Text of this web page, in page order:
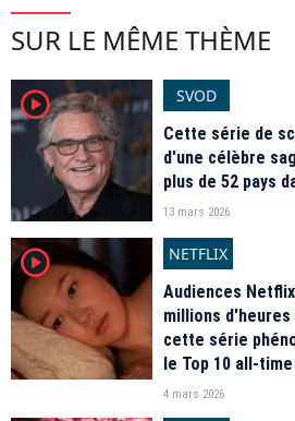
SUR LE MÊME THÈME
player2
SVOD
Cette série de
d'une célèbre
plus de 52 pays
13 mars 2026
player2
NETFLIX
Audiences
millions d'heures
cette série
le Top 10 all-
4 mars 2026